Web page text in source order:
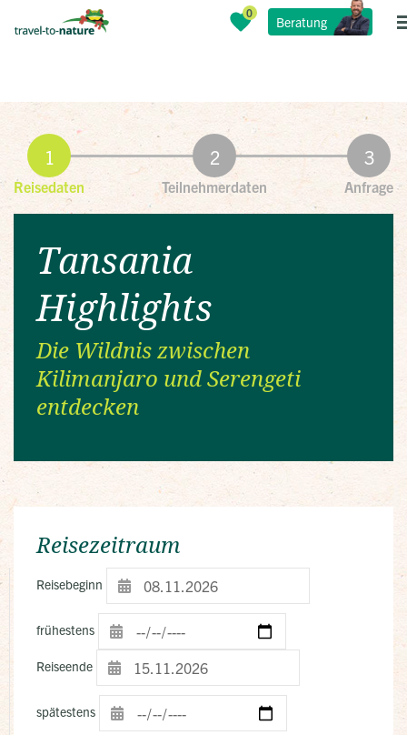
Beratung